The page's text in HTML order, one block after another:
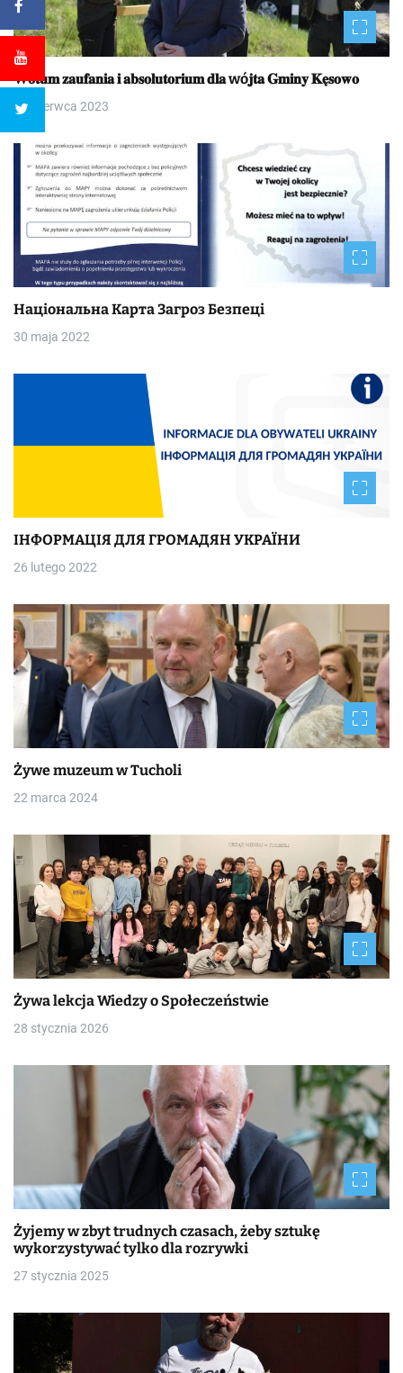
𝐖𝐨𝐭𝐮𝐦 𝐳𝐚𝐮𝐟𝐚𝐧𝐢𝐚 𝐢 𝐚𝐛𝐬𝐨𝐥𝐮𝐭𝐨𝐫𝐢𝐮𝐦 𝐝𝐥𝐚 wó𝐣𝐭𝐚 𝐆𝐦𝐢𝐧𝐲 𝐊𝐞̨𝐬𝐨𝐰𝐨
23 czerwca 2023
Національна Kapтa Загроз Безпеці
30 maja 2022
ІНФОРМАЦІЯ ДЛЯ ГРОМАДЯН УКРАЇНИ
26 lutego 2022
Żywe muzeum w Tucholi
22 marca 2024
Żywa lekcja Wiedzy o Społeczeństwie
28 stycznia 2026
Żyjemy w zbyt trudnych czasach, żeby sztukę
wykorzystywać tylko dla rozrywki
27 stycznia 2025